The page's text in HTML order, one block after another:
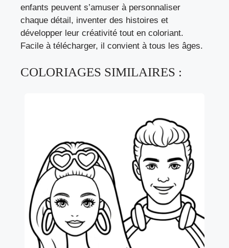
enfants peuvent s’amuser à personnaliser
chaque détail, inventer des histoires et
développer leur créativité tout en coloriant.
Facile à télécharger, il convient à tous les âges.
COLORIAGES SIMILAIRES :